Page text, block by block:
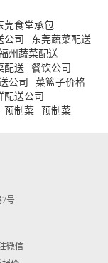
莞食堂承包
公司
东莞蔬菜配送
州蔬菜配送
配送
餐饮公司
公司
菜篮子价格
配送公司
预制菜
预制菜
7号
微信